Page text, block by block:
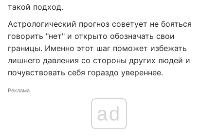
такой подход.
Астрологический прогноз советует не бояться
говорить "нет" и открыто обозначать свои
границы. Именно этот шаг поможет избежать
лишнего давления со стороны других людей и
почувствовать себя гораздо увереннее.
Реклама
ad